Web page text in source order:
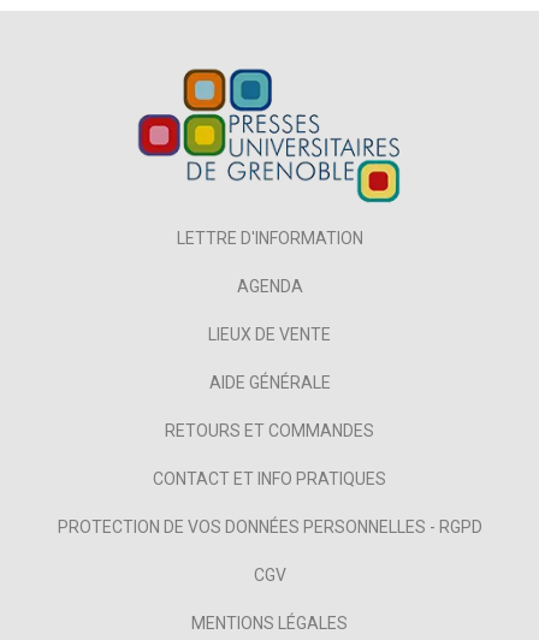
LETTRE D'INFORMATION
AGENDA
LIEUX DE VENTE
AIDE GÉNÉRALE
RETOURS ET COMMANDES
CONTACT ET INFO PRATIQUES
PROTECTION DE VOS DONNÉES PERSONNELLES - RGPD
CGV
MENTIONS LÉGALES